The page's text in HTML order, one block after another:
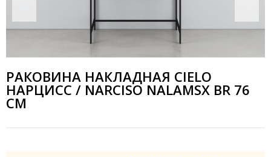
РАКОВИНА НАКЛАДНАЯ CIELO
НАРЦИСС / NARCISO NALAMSX BR 76
СМ